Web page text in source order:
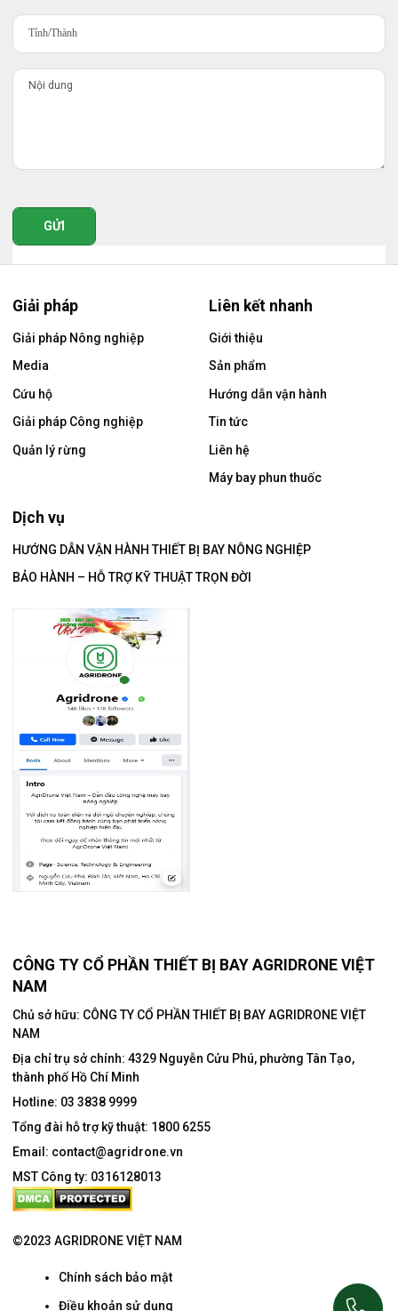
GỬI
Giải pháp
Giải pháp Nông nghiệp
Media
Cứu hộ
Giải pháp Công nghiệp
Quản lý rừng
Dịch vụ
HƯỚNG DẪN VẬN HÀNH THIẾT BỊ BAY NÔNG NGHIỆP
BẢO HÀNH – HỖ TRỢ KỸ THUẬT TRỌN ĐỜI
Liên kết nhanh
Giới thiệu
Sản phẩm
Hướng dẫn vận hành
Tin tức
Liên hệ
Máy bay phun thuốc
CÔNG TY CỔ PHẦN THIẾT BỊ BAY AGRIDRONE VIỆT
NAM
Chủ sở hữu: CÔNG TY CỔ PHẦN THIẾT BỊ BAY AGRIDRONE VIỆT
NAM
Địa chỉ trụ sở chính: 4329 Nguyễn Cửu Phú, phường Tân Tạo,
thành phố Hồ Chí Minh
Hotline: 03 3838 9999
Tổng đài hỗ trợ kỹ thuật: 1800 6255
Email: contact@agridrone.vn
MST Công ty: 0316128013
©2023 AGRIDRONE VIỆT NAM
Chính sách bảo mật
Điều khoản sử dụng